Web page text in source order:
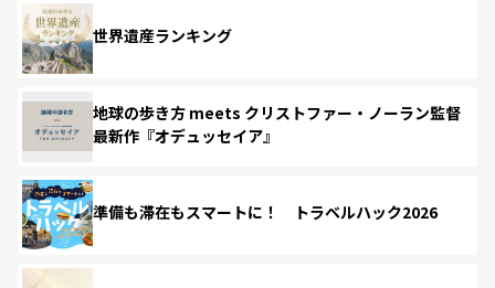
世界遺産ランキング
地球の歩き方 meets クリストファー・ノーラン監督
最新作『オデュッセイア』
準備も滞在もスマートに！ トラベルハック2026